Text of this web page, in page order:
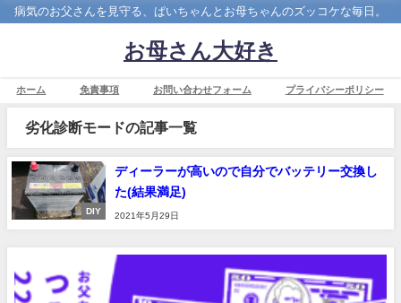
病気のお父さんを見守る、ぱいちゃんとお母ちゃんのズッコケな毎日。
お母さん大好き
ホーム 免責事項 お問い合わせフォーム プライバシーポリシー
劣化診断モードの記事一覧
DIY
ディーラーが高いので自分でバッテリー交換し
た(結果満足)
2021年5月29日